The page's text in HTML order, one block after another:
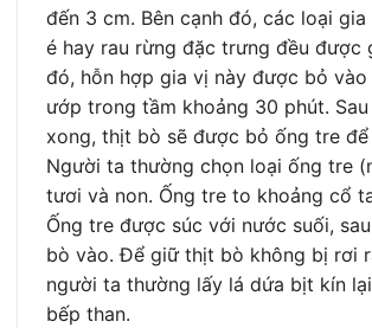
đến 3 cm. Bên cạnh đó, các loại gia
é hay rau rừng đặc trưng đều được
đó, hỗn hợp gia vị này được bỏ
ướp trong tầm khoảng 30 phút.
xong, thịt bò sẽ được bỏ ống tre để
Người ta thường chọn loại ống tre
tươi và non. Ống tre to khoảng cổ
Ống tre được súc với nước suối,
bò vào. Để giữ thịt bò không bị rơi
người ta thường lấy lá dứa bịt kín
bếp than.